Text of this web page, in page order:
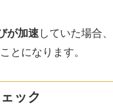
が加速していた場合、
とになります。
ック